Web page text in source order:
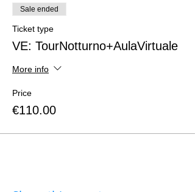
Sale ended
Ticket type
VE: TourNotturno+AulaVirtuale
More info
Price
€110.00